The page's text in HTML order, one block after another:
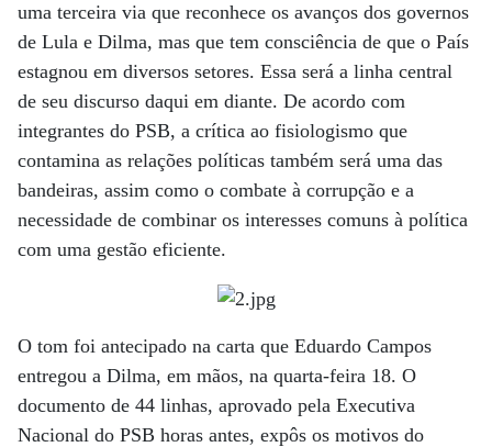
uma terceira via que reconhece os avanços dos governos
de Lula e Dilma, mas que tem consciência de que o País
estagnou em diversos setores. Essa será a linha central
de seu discurso daqui em diante. De acordo com
integrantes do PSB, a crítica ao fisiologismo que
contamina as relações políticas também será uma das
bandeiras, assim como o combate à corrupção e a
necessidade de combinar os interesses comuns à política
com uma gestão eficiente.
O tom foi antecipado na carta que Eduardo Campos
entregou a Dilma, em mãos, na quarta-feira 18. O
documento de 44 linhas, aprovado pela Executiva
Nacional do PSB horas antes, expôs os motivos do